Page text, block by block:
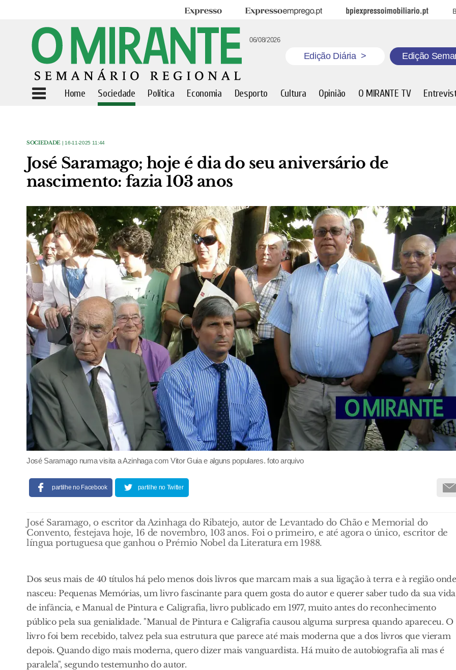
Expresso Expresso Emprego BPI Expresso Imobiliário
06/08/2026
Edição Diária > Edição
Home Sociedade Política Economia Desporto Cultura Opinião O MIRANTE TV
SOCIEDADE | 16-11-2025 11:44
José Saramago; hoje é dia do seu aniversário de
nascimento: fazia 103 anos
José Saramago numa visita a Azinhaga com Vitor Guia e alguns populares. foto arquivo
partilhe no Facebook partilhe no Twitter
José Saramago, o escritor da Azinhaga do Ribatejo, autor de Levantado do Chão e Memorial do
Convento, festejava hoje, 16 de novembro, 103 anos. Foi o primeiro, e até agora o único, escritor de
língua portuguesa que ganhou o Prémio Nobel da Literatura em 1988.
Dos seus mais de 40 títulos há pelo menos dois livros que marcam mais a sua ligação à terra e à região onde
nasceu: Pequenas Memórias, um livro fascinante para quem gosta do autor e querer saber tudo da sua vida
de infância, e Manual de Pintura e Caligrafia, livro publicado em 1977, muito antes do reconhecimento
público pela sua genialidade. "Manual de Pintura e Caligrafia causou alguma surpresa quando apareceu. O
livro foi bem recebido, talvez pela sua estrutura que parece até mais moderna que a dos livros que vieram
depois. Quando digo mais moderna, quero dizer mais vanguardista. Há muito de autobiografia ali mas é
paralela", segundo testemunho do autor.